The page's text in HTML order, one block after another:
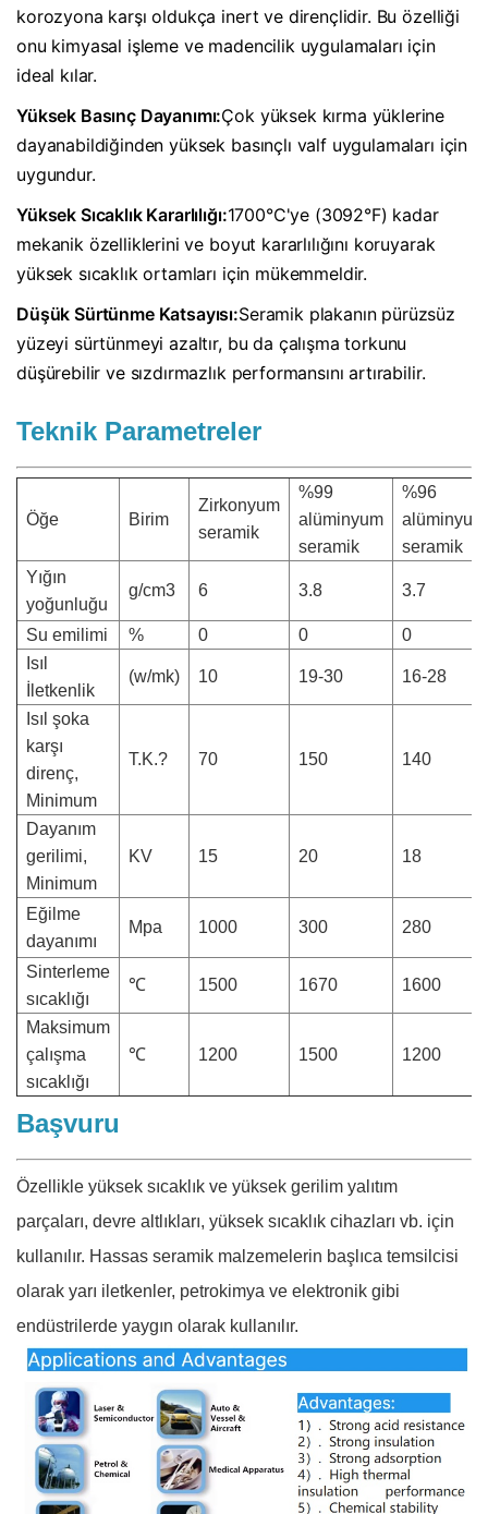
korozyona karşı oldukça inert ve dirençlidir. Bu özelliği
onu kimyasal işleme ve madencilik uygulamaları için
ideal kılar.
Yüksek Basınç Dayanımı:Çok yüksek kırma yüklerine
dayanabildiğinden yüksek basınçlı valf uygulamaları için
uygundur.
Yüksek Sıcaklık Kararlılığı:1700°C'ye (3092°F) kadar
mekanik özelliklerini ve boyut kararlılığını koruyarak
yüksek sıcaklık ortamları için mükemmeldir.
Düşük Sürtünme Katsayısı:Seramik plakanın pürüzsüz
yüzeyi sürtünmeyi azaltır, bu da çalışma torkunu
düşürebilir ve sızdırmazlık performansını artırabilir.
Teknik Parametreler
Öğe Birim
Zirkonyum
seramik
%99
alüminyum
seramik
%96
alüminyum
seramik
Yığın
yoğunluğu
g/cm3 6 3.8 3.7
Su emilimi % 0 0
0
Isıl
İletkenlik
(w/mk) 10 19-30 16-28
Isıl şoka
karşı
direnç,
Minimum
T.K.? 70 150 140
Dayanım
gerilimi,
Minimum
KV 15 20 18
Eğilme
dayanımı
Mpa 1000 300 280
Sinterleme
sıcaklığı
℃ 1500 1670 1600
Maksimum
çalışma
sıcaklığı
℃ 1200 1500 1200
Başvuru
Özellikle yüksek sıcaklık ve yüksek gerilim yalıtım
parçaları, devre altlıkları, yüksek sıcaklık cihazları vb. için
kullanılır. Hassas seramik malzemelerin başlıca temsilcisi
olarak yarı iletkenler, petrokimya ve elektronik gibi
endüstrilerde yaygın olarak kullanılır.